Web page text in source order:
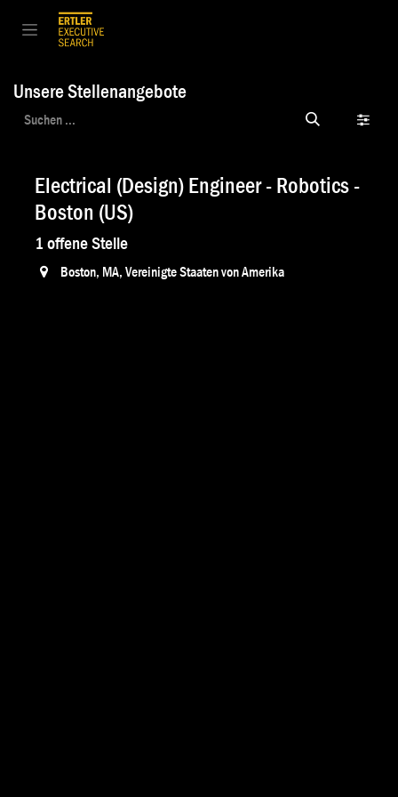
Zum Inhalt springen
Unsere Stellenangebote
Electrical (Design) Engineer - Robotics -
Boston (US)
1 offene Stelle
Boston, MA,Vereinigte Staaten von Amerika